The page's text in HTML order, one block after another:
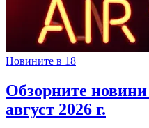
Новините в 18
Обзорните
август 2026 г.